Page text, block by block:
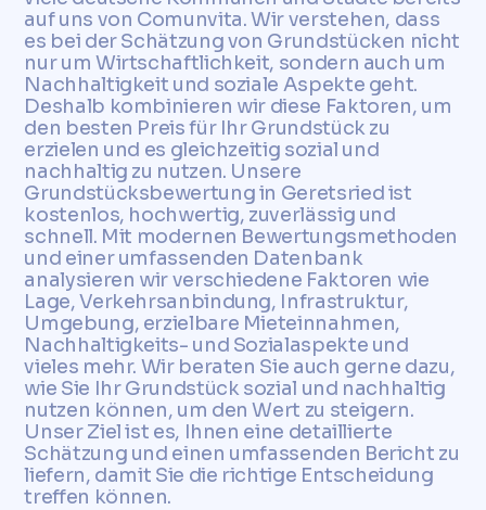
auf uns von Comunvita. Wir verstehen, dass
es bei der Schätzung von Grundstücken nicht
nur um Wirtschaftlichkeit, sondern auch um
Nachhaltigkeit und soziale Aspekte geht.
Deshalb kombinieren wir diese Faktoren, um
den besten Preis für Ihr Grundstück zu
erzielen und es gleichzeitig sozial und
nachhaltig zu nutzen. Unsere
Grundstücksbewertung in Geretsried ist
kostenlos, hochwertig, zuverlässig und
schnell. Mit modernen Bewertungsmethoden
und einer umfassenden Datenbank
analysieren wir verschiedene Faktoren wie
Lage, Verkehrsanbindung, Infrastruktur,
Umgebung, erzielbare Mieteinnahmen,
Nachhaltigkeits- und Sozialaspekte und
vieles mehr. Wir beraten Sie auch gerne dazu,
wie Sie Ihr Grundstück sozial und nachhaltig
nutzen können, um den Wert zu steigern.
Unser Ziel ist es, Ihnen eine detaillierte
Schätzung und einen umfassenden Bericht zu
liefern, damit Sie die richtige Entscheidung
treffen können.